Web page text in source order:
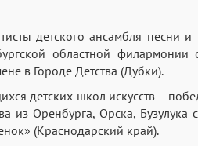
детского ансамбля песни
областной
в Городе Детства (Дубки).
детских школ искусств –
из Оренбурга, Орска, Бузулука
(Краснодарский край).